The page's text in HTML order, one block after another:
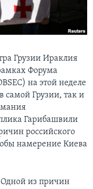
Грузии Ираклия
Форума
на этой неделе
самой Грузии, так и
Гарибашвили
российского
намерение Киева
из причин